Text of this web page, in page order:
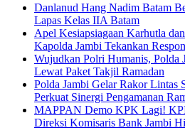
Danlanud Hang Nadim Batam
Lapas Kelas IIA Batam
Apel Kesiapsiagaan Karhutla
Kapolda Jambi Tekankan
Wujudkan Polri Humanis, Polda
Lewat Paket Takjil Ramadan
Polda Jambi Gelar Rakor Lintas
Perkuat Sinergi Pengamanan
‎MAPPAN Demo KPK Lagi!
Direksi Komisaris Bank Jambi